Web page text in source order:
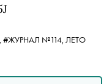
#ЖУРНАЛ №114, ЛЕТО